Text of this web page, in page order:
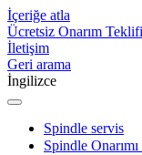
İçeriğe atla
Ücretsiz Onarım Teklifi
İletişim
Geri arama
İngilizce
Spindle servis
Spindle Onarımı